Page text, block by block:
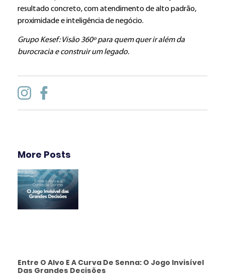
resultado concreto, com atendimento de alto padrão,
proximidade e inteligência de negócio.
Grupo Kesef: Visão 360º para quem quer ir além da
burocracia e construir um legado.
More Posts
Entre O Alvo E A Curva De Senna: O Jogo Invisível
Das Grandes Decisões